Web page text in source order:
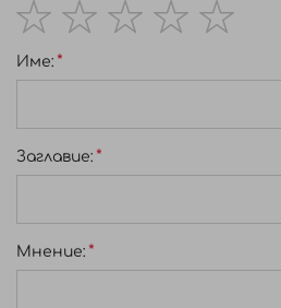
star
stars
stars
stars
stars
Име:
Заглавиe:
Мнение: